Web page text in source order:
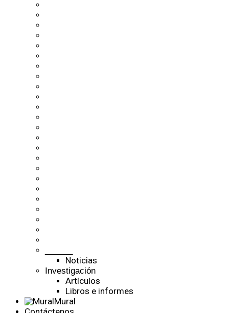
Noticias
Investigación
Artículos
Libros e informes
Mural